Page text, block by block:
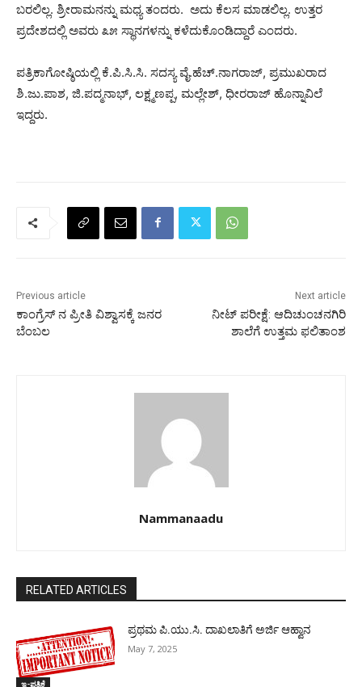
ಬರಲಿಲ್ಲ. ಶ್ರೀರಾಮನನ್ನು ಮಧ್ಯ ತಂದರು. ಅದು ಕೆಲಸ ಮಾಡಲಿಲ್ಲ. ಉತ್ತರ
ಪ್ರದೇಶದಲ್ಲಿ ಅವರು ೩೫ ಸ್ಥಾನಗಳನ್ನು ಕಳೆದುಕೊಂಡಿದ್ದಾರೆ ಎಂದರು.
ಪತ್ರಿಕಾಗೋಷ್ಠಿಯಲ್ಲಿ ಕೆ.ಪಿ.ಸಿ.ಸಿ. ಸದಸ್ಯ ವೈ.ಹೆಚ್.ನಾಗರಾಜ್, ಪ್ರಮುಖರಾದ
ಶಿ.ಜು.ಪಾಶ, ಜಿ.ಪದ್ಮನಾಭ್, ಲಕ್ಷ್ಮಣಪ್ಪ, ಮಲ್ಲೇಶ್, ಧೀರರಾಜ್ ಹೊನ್ನಾವಿಲೆ
ಇದ್ದರು.
Previous article
ಕಾಂಗ್ರೆಸ್ ನ ಪ್ರೀತಿ ವಿಶ್ವಾಸಕ್ಕೆ ಜನರ
ಬೆಂಬಲ
Next article
ನೀಟ್‌ ಪರೀಕ್ಷೆ: ಆದಿಚುಂಚನಗಿರಿ
ಶಾಲೆಗೆ ಉತ್ತಮ ಫಲಿತಾಂಶ
Nammanaadu
RELATED ARTICLES
ಇ-ಪತ್ರಿಕೆ
ಪ್ರಥಮ ಪಿ.ಯು.ಸಿ. ದಾಖಲಾತಿಗೆ ಅರ್ಜಿ ಆಹ್ವಾನ
May 7, 2025